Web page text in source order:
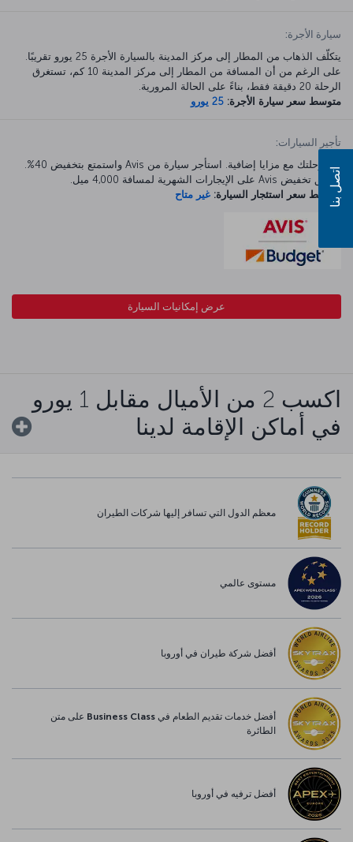
سيارة الأجرة:
يتكلّف الذهاب من المطار إلى مركز المدينة بالسيارة الأجرة 25 يورو تقريبًا.
على الرغم من أن المسافة من المطار إلى مركز المدينة 10 كم، تستغرق
الرحلة 20 دقيقة فقط، بناءً على الحالة المرورية.
متوسط سعر سيارة الأجرة: 25 يورو
تأجير السيارات:
ابدأ رحلتك مع مزايا إضافية. استأجر سيارة من Avis واستمتع بتخفيض 40%.
ينطبق تخفيض Avis على الإيجارات الشهرية لمسافة 4,000 ميل.
متوسط سعر استئجار السيارة: غير متاح
عرض إمكانيات السيارة
اكسب 2 من الأميال مقابل 1 يورو
في أماكن الإقامة لدينا
معظم الدول التي تسافر إليها شركات الطيران
مستوى عالمي
أفضل شركة طيران في أوروبا
أفضل خدمات تقديم الطعام في Business Class على متن
الطائرة
أفضل ترفيه في أوروبا
اتصل بنا